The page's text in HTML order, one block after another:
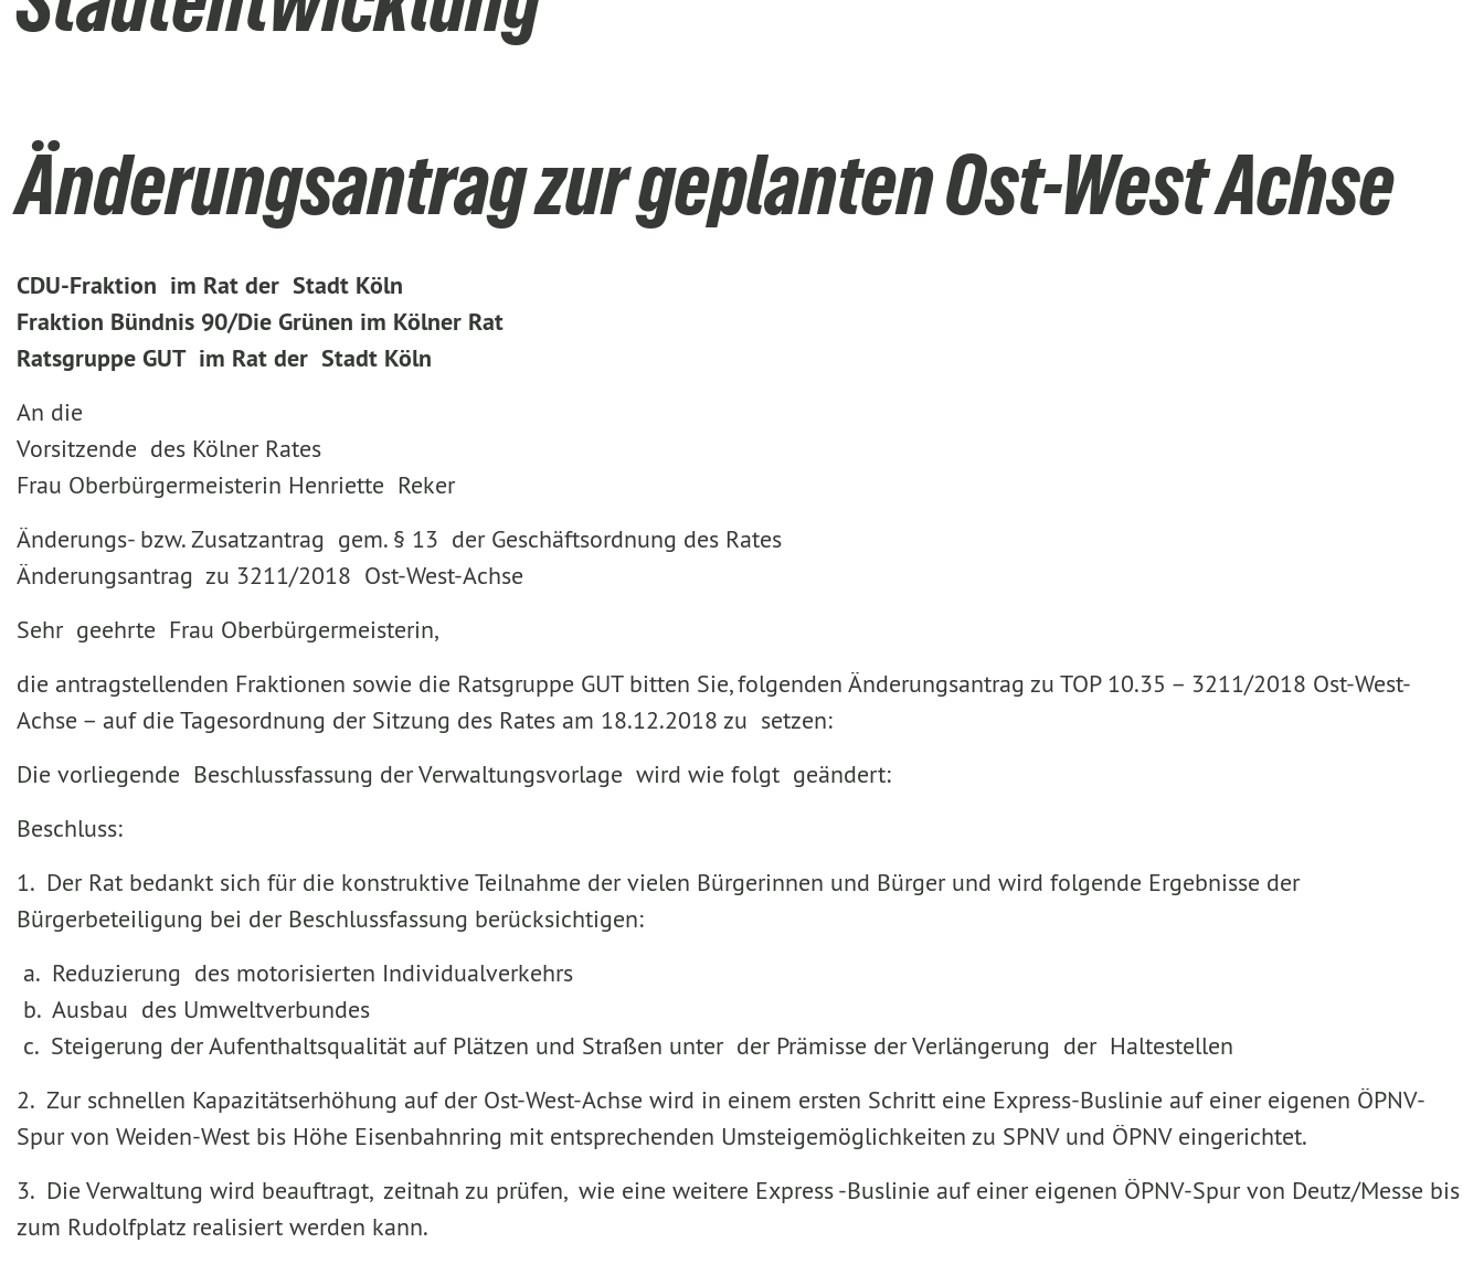
Änderungsantrag zur geplanten Ost-West Achse
CDU-Fraktion im Rat der Stadt Köln
Fraktion Bündnis 90/Die Grünen im Kölner Rat
Ratsgruppe GUT im Rat der Stadt Köln
An die
Vorsitzende des Kölner Rates
Frau Oberbürgermeisterin Henriette Reker
Änderungs- bzw. Zusatzantrag gem. § 13 der Geschäftsordnung des Rates
Änderungsantrag zu 3211/2018 Ost-West-Achse
Sehr geehrte Frau Oberbürgermeisterin,
die antragstellenden Fraktionen sowie die Ratsgruppe GUT bitten Sie, folgenden Änderungsantrag zu TOP 10.35 – 3211/2018 Ost-West-
Achse – auf die Tagesordnung der Sitzung des Rates am 18.12.2018 zu setzen:
Die vorliegende Beschlussfassung der Verwaltungsvorlage wird wie folgt geändert:
Beschluss:
1. Der Rat bedankt sich für die konstruktive Teilnahme der vielen Bürgerinnen und Bürger und wird folgende Ergebnisse der
Bürgerbeteiligung bei der Beschlussfassung berücksichtigen:
a. Reduzierung des motorisierten Individualverkehrs
b. Ausbau des Umweltverbundes
c. Steigerung der Aufenthaltsqualität auf Plätzen und Straßen unter der Prämisse der Verlängerung der Haltestellen
2. Zur schnellen Kapazitätserhöhung auf der Ost-West-Achse wird in einem ersten Schritt eine Express-Buslinie auf einer eigenen ÖPNV-
Spur von Weiden-West bis Höhe Eisenbahnring mit entsprechenden Umsteigemöglichkeiten zu SPNV und ÖPNV eingerichtet.
3. Die Verwaltung wird beauftragt, zeitnah zu prüfen, wie eine weitere Express -Buslinie auf einer eigenen ÖPNV-Spur von Deutz/Messe bis
zum Rudolfplatz realisiert werden kann.